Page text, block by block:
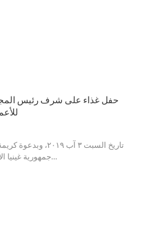
حفل غذاء على شرف رئيس
تاريخ السبت ٣ آب
جمهورية غينيا…